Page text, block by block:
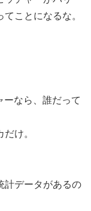
ことになるな。
ーなら、誰だって
け。
計データがあるの